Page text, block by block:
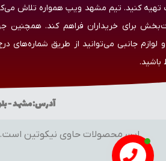
کنید. تیم مشهد ویپ همواره تلاش
برای خریداران فراهم کند.
لوازم جانبی می‌توانید از طریق شماره‌های
باشید.
آدرس: مشهد - بلوار معلم - بین معلم 21 و 23 ساعات کاری: شنبه
این محصولات حاوی نیکوتین است. مصرف